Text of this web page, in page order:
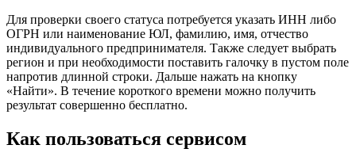
Для проверки своего статуса потребуется указать ИНН либо
ОГРН или наименование ЮЛ, фамилию, имя, отчество
индивидуального предпринимателя. Также следует выбрать
регион и при необходимости поставить галочку в пустом поле
напротив длинной строки. Дальше нажать на кнопку
«Найти». В течение короткого времени можно получить
результат совершенно бесплатно.
Как пользоваться сервисом